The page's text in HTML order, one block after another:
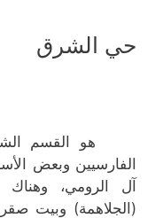
حي الشرق
هو القسم
الفارسيين وبعض
آل الرومي،
(الجلاهمة) وبيت